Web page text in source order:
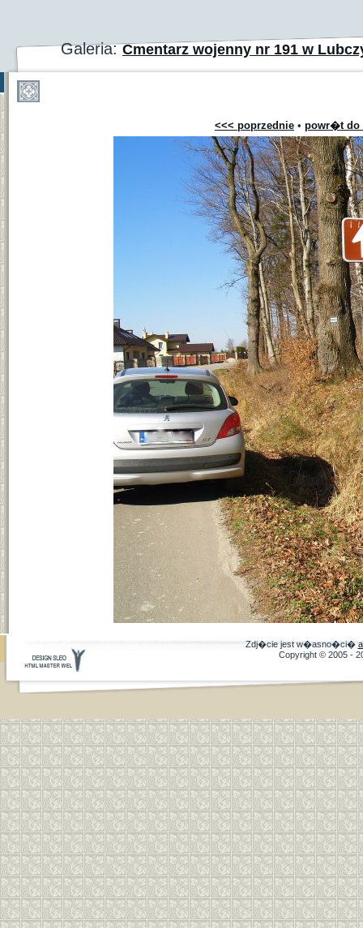
Galeria:Cmentarz wojenny nr 191 w
<<< poprzednie • powr�t do
Zdj�cie jest w�asno�ci�
Copyright © 2005 -